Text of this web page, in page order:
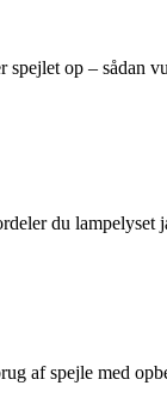
op – sådan
du lampelyset
af spejle med